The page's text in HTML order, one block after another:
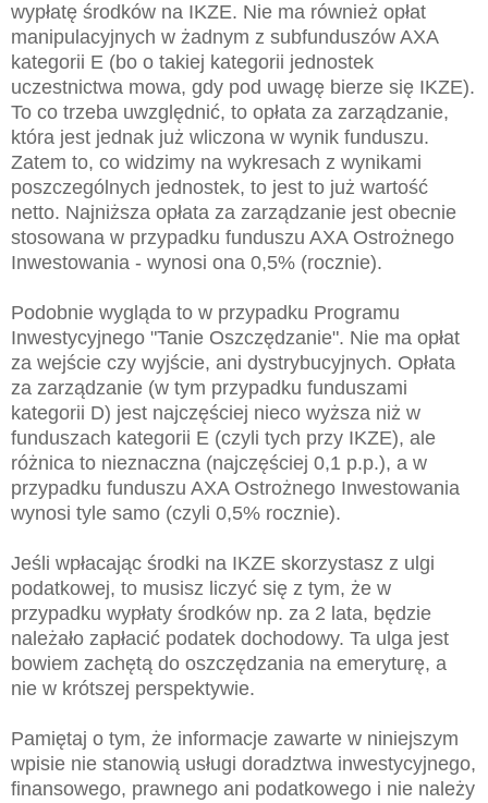
wypłatę środków na IKZE. Nie ma również opłat
manipulacyjnych w żadnym z subfunduszów AXA
kategorii E (bo o takiej kategorii jednostek
uczestnictwa mowa, gdy pod uwagę bierze się IKZE).
To co trzeba uwzględnić, to opłata za zarządzanie,
która jest jednak już wliczona w wynik funduszu.
Zatem to, co widzimy na wykresach z wynikami
poszczególnych jednostek, to jest to już wartość
netto. Najniższa opłata za zarządzanie jest obecnie
stosowana w przypadku funduszu AXA Ostrożnego
Inwestowania - wynosi ona 0,5% (rocznie).
Podobnie wygląda to w przypadku Programu
Inwestycyjnego "Tanie Oszczędzanie". Nie ma opłat
za wejście czy wyjście, ani dystrybucyjnych. Opłata
za zarządzanie (w tym przypadku funduszami
kategorii D) jest najczęściej nieco wyższa niż w
funduszach kategorii E (czyli tych przy IKZE), ale
różnica to nieznaczna (najczęściej 0,1 p.p.), a w
przypadku funduszu AXA Ostrożnego Inwestowania
wynosi tyle samo (czyli 0,5% rocznie).
Jeśli wpłacając środki na IKZE skorzystasz z ulgi
podatkowej, to musisz liczyć się z tym, że w
przypadku wypłaty środków np. za 2 lata, będzie
należało zapłacić podatek dochodowy. Ta ulga jest
bowiem zachętą do oszczędzania na emeryturę, a
nie w krótszej perspektywie.
Pamiętaj o tym, że informacje zawarte w niniejszym
wpisie nie stanowią usługi doradztwa inwestycyjnego,
finansowego, prawnego ani podatkowego i nie należy